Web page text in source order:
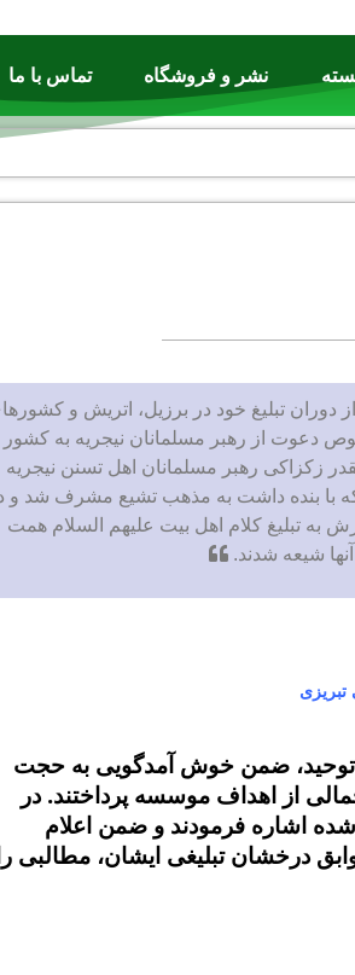
نشر و فروشگاه تماس با ما
دوران تبلیغ خود در برزیل، اتریش و
دعوت از رهبر مسلمانان نیجریه به کشور
زکزاکی رهبر مسلمانان اهل تسنن نیجریه
با بنده داشت به مذهب تشیع مشرف شد و
به تبلیغ کلام اهل بیت علیهم السلام همت
شیعه شدند.
توحید، ضمن خوش آمدگویی به حجت
از اهداف موسسه پرداختند. در
اشاره فرمودند و ضمن اعلام
درخشان تبلیغی ایشان، مطالبی